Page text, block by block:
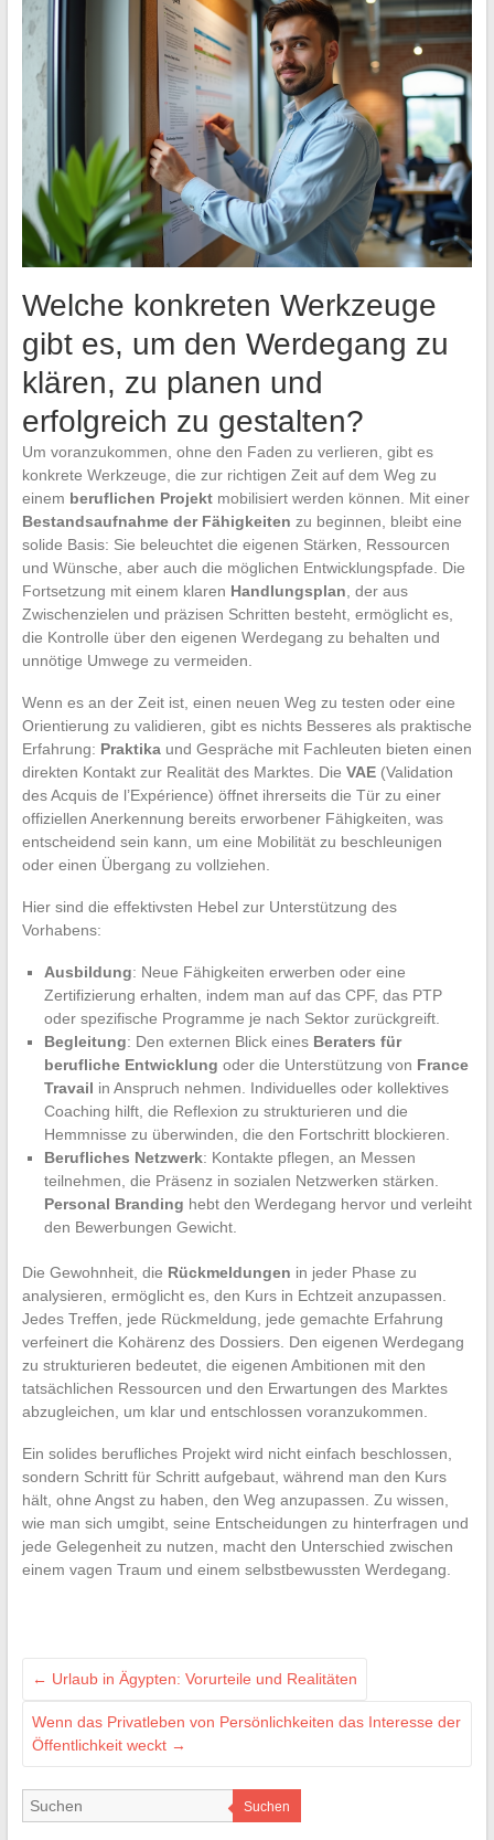
Welche konkreten Werkzeuge
gibt es, um den Werdegang zu
klären, zu planen und
erfolgreich zu gestalten?
Um voranzukommen, ohne den Faden zu verlieren, gibt es
konkrete Werkzeuge, die zur richtigen Zeit auf dem Weg zu
einem beruflichen Projektmobilisiert werden können. Mit einer
Bestandsaufnahme der Fähigkeiten zu beginnen, bleibt eine
solide Basis: Sie beleuchtet die eigenen Stärken, Ressourcen
und Wünsche, aber auch die möglichen Entwicklungspfade. Die
Fortsetzung mit einem klaren Handlungsplan , der aus
Zwischenzielen und präzisen Schritten besteht, ermöglicht es,
die Kontrolle über den eigenen Werdegang zu behalten und
unnötige Umwege zu vermeiden.
Wenn es an der Zeit ist, einen neuen Weg zu testen oder eine
Orientierung zu validieren, gibt es nichts Besseres als praktische
Erfahrung: Praktikaund Gespräche mit Fachleuten bieten einen
direkten Kontakt zur Realität des Marktes. Die VAE(Validation
des Acquis de l’Expérience) öffnet ihrerseits die Tür zu einer
offiziellen Anerkennung bereits erworbener Fähigkeiten, was
entscheidend sein kann, um eine Mobilität zu beschleunigen
oder einen Übergang zu vollziehen.
Hier sind die effektivsten Hebel zur Unterstützung des
Vorhabens:
Ausbildung: Neue Fähigkeiten erwerben oder eine
Zertifizierung erhalten, indem man auf das CPF, das PTP
oder spezifische Programme je nach Sektor zurückgreift.
Begleitung: Den externen Blick eines Beraters für
berufliche Entwicklung oder die Unterstützung von France
Travail in Anspruch nehmen. Individuelles oder kollektives
Coaching hilft, die Reflexion zu strukturieren und die
Hemmnisse zu überwinden, die den Fortschritt blockieren.
Berufliches Netzwerk: Kontakte pflegen, an Messen
teilnehmen, die Präsenz in sozialen Netzwerken stärken.
Personal Branding hebt den Werdegang hervor und verleiht
den Bewerbungen Gewicht.
Die Gewohnheit, die Rückmeldungen in jeder Phase zu
analysieren, ermöglicht es, den Kurs in Echtzeit anzupassen.
Jedes Treffen, jede Rückmeldung, jede gemachte Erfahrung
verfeinert die Kohärenz des Dossiers. Den eigenen Werdegang
zu strukturieren bedeutet, die eigenen Ambitionen mit den
tatsächlichen Ressourcen und den Erwartungen des Marktes
abzugleichen, um klar und entschlossen voranzukommen.
Ein solides berufliches Projekt wird nicht einfach beschlossen,
sondern Schritt für Schritt aufgebaut, während man den Kurs
hält, ohne Angst zu haben, den Weg anzupassen. Zu wissen,
wie man sich umgibt, seine Entscheidungen zu hinterfragen und
jede Gelegenheit zu nutzen, macht den Unterschied zwischen
einem vagen Traum und einem selbstbewussten Werdegang.
← Urlaub in Ägypten: Vorurteile und Realitäten
Wenn das Privatleben von Persönlichkeiten das Interesse der
Öffentlichkeit weckt →
Suchen